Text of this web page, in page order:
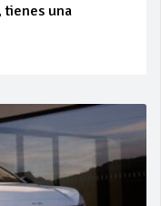
tienes una